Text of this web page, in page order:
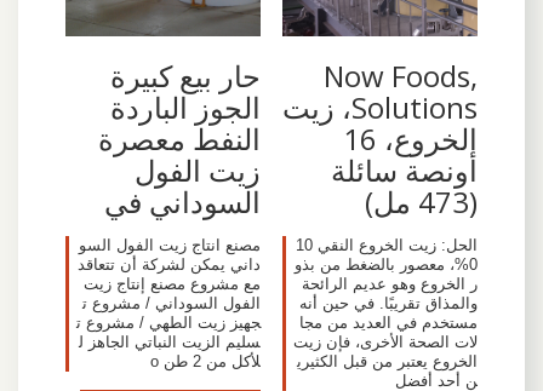
Now Foods,
Solutions، زيت
الخروع، 16
أونصة سائلة
(473 مل)
الحل: زيت الخروع النقي 10
0%، معصور بالضغط من بذو
ر الخروع وهو عديم الرائحة
والمذاق تقريبًا. في حين أنه
مستخدم في العديد من مجا
لات الصحة الأخرى، فإن زيت
الخروع يعتبر من قبل الكثيري
ن أحد أفضل
حار بيع كبيرة
الجوز الباردة
النفط معصرة
زيت الفول
السوداني في
مصنع انتاج زيت الفول السو
داني يمكن لشركة أن تتعاقد
مع مشروع مصنع إنتاج زيت
الفول السوداني / مشروع ت
جهيز زيت الطهي / مشروع ت
سليم الزيت النباتي الجاهز ل
لأكل من 2 طن o